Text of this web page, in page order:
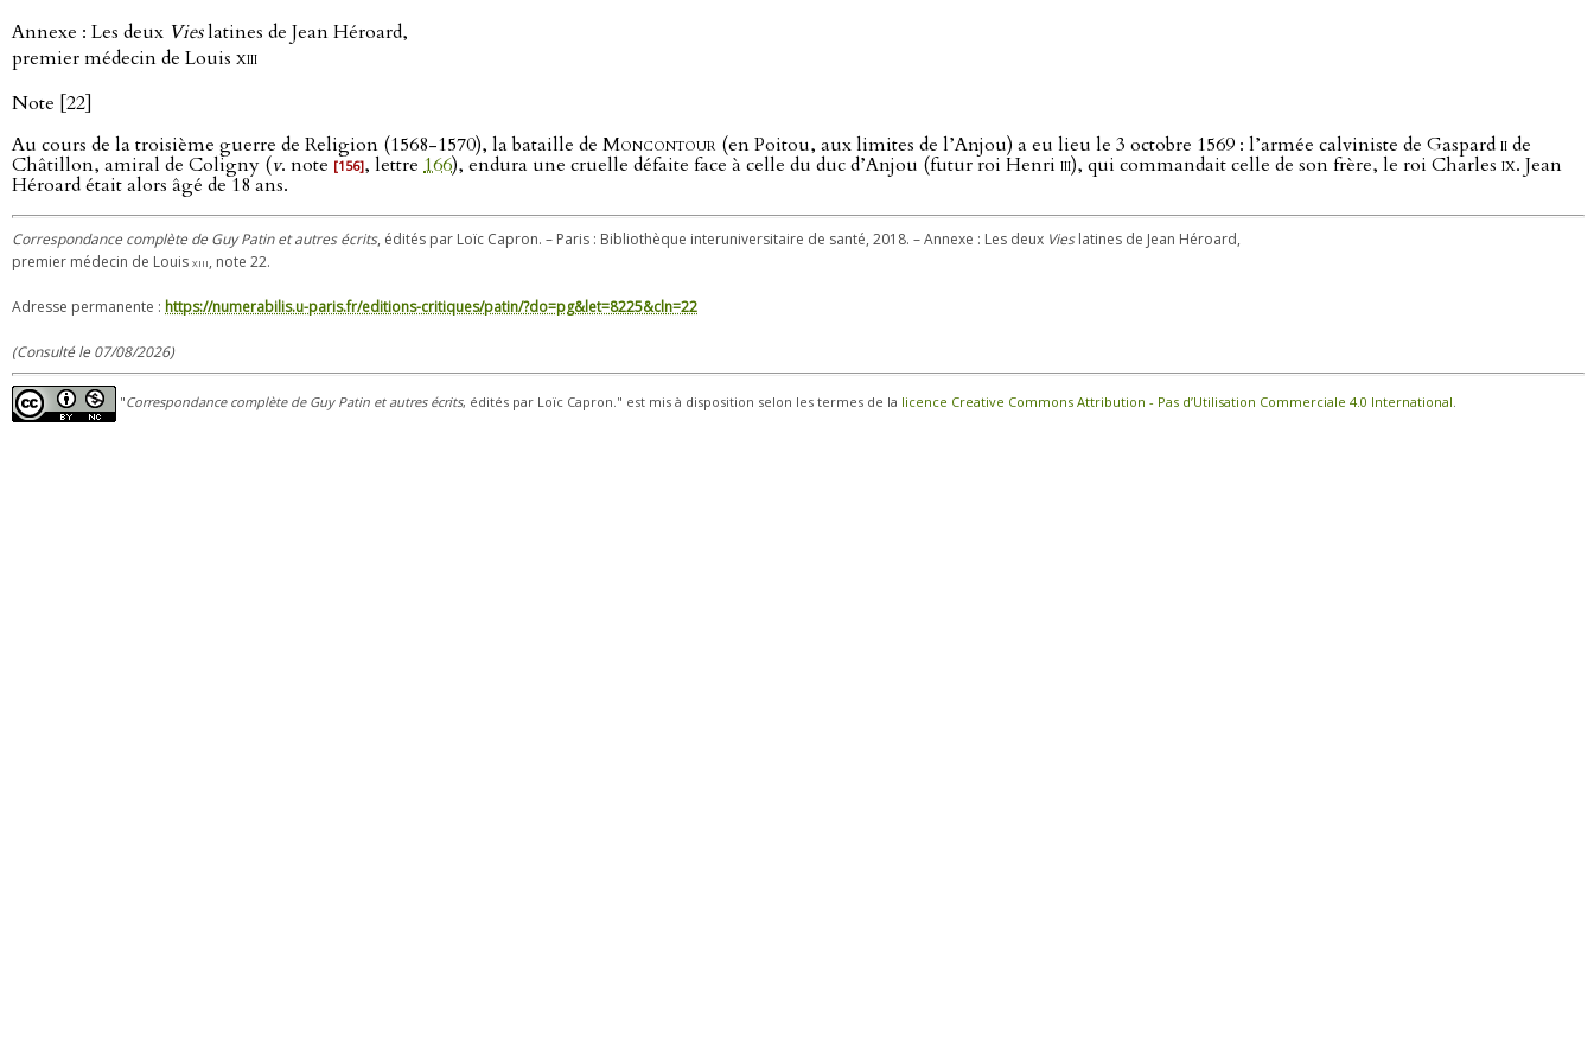
Annexe : Les deux Vieslatines de Jean Héroard,
premier médecin de Louis xiii
Note [22]
Au cours de la troisième guerre de Religion (1568-1570), la bataille de Moncontour (en Poitou, aux limites de l’Anjou) a eu lieu le 3 octobre 1569 : l’armée calviniste de Gaspardiide
Châtillon, amiral de Coligny (v. note [156], lettre 166), endura une cruelle défaite face à celle du duc d’Anjou (futur roi Henri iii), qui commandait celle de son frère, le roi Charles ix. Jean
Héroard était alors âgé de 18 ans.
Correspondance complète de Guy Patin et autres écrits, édités par Loïc Capron. – Paris : Bibliothèque interuniversitaire de santé, 2018. – Annexe : Les deux Vieslatines de Jean Héroard,
premier médecin de Louisxiii, note 22.
Adresse permanente : https://numerabilis.u-paris.fr/editions-critiques/patin/?do=pg&let=8225&cln=22
(Consulté le 07/08/2026)
"Correspondance complète de Guy Patin et autres écrits, édités par Loïc Capron." est mis à disposition selon les termes de la licence Creative Commons Attribution - Pas d’Utilisation Commerciale 4.0 International.